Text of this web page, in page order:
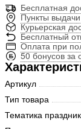
Бесплатная
Пункты выдачи
Курьерская
Бесплатный
Оплата при
50 бонусов за
Артикул
Тип товара
Тематика